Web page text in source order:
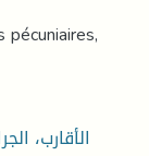
الأقارب،